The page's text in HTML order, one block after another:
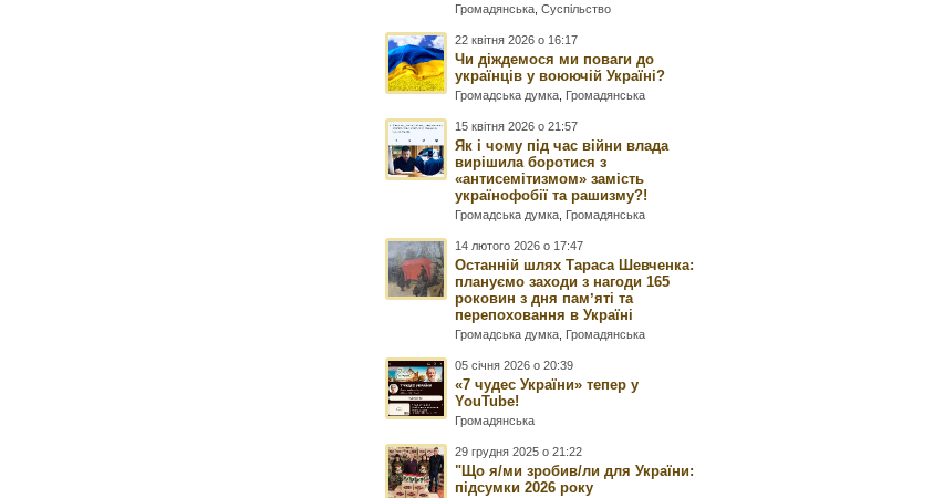
Громадянська ,Суспільство
22 квітня 2026 о 16:17
Чи діждемося ми поваги до
українців у воюючій Україні?
Громадська думка Громадянська
15 квітня 2026 о 21:57
Як і чому під час війни влада
вирішила боротися з
«антисемітизмом» замість
українофобії та рашизму?!
Громадська думка Громадянська
14 лютого 2026 о 17:47
Останній шлях Тараса Шевченка:
плануємо заходи з нагоди 165
роковин з дня памʼяті та
перепоховання в Україні
Громадська думка Громадянська
05 січня 2026 о 20:39
«7 чудес України» тепер у
YouTube!
Громадянська
29 грудня 2025 о 21:22
"Що я/ми зробив/ли для України:
підсумки 2026 року